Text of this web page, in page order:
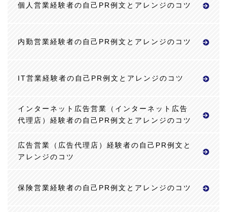
個人営業経験者の自己PR例文とアレンジのコツ
内勤営業経験者の自己PR例文とアレンジのコツ
IT営業経験者の自己PR例文とアレンジのコツ
インターネット広告営業（インターネット広告
代理店）経験者の自己PR例文とアレンジのコツ
広告営業（広告代理店）経験者の自己PR例文と
アレンジのコツ
保険営業経験者の自己PR例文とアレンジのコツ